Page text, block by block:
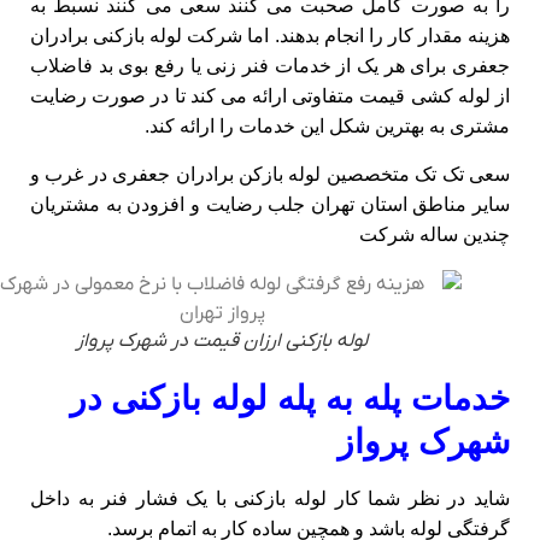
را به صورت کامل صحبت می کنند سعی می کنند نسبط به
هزینه مقدار کار را انجام بدهند. اما شرکت لوله بازکنی برادران
جعفری برای هر یک از خدمات فنر زنی یا رفع بوی بد فاضلاب
از لوله کشی قیمت متفاوتی ارائه می کند تا در صورت رضایت
مشتری به بهترین شکل این خدمات را ارائه کند.
سعی تک تک متخصصین لوله بازکن برادران جعفری در غرب و
سایر مناطق استان تهران جلب رضایت و افزودن به مشتریان
چندین ساله شرکت
لوله بازکنی ارزان قیمت در شهرک پرواز
خدمات پله به پله لوله بازکنی در
شهرک پرواز
شاید در نظر شما کار لوله بازکنی با یک فشار فنر به داخل
گرفتگی لوله باشد و همچین ساده کار به اتمام برسد.